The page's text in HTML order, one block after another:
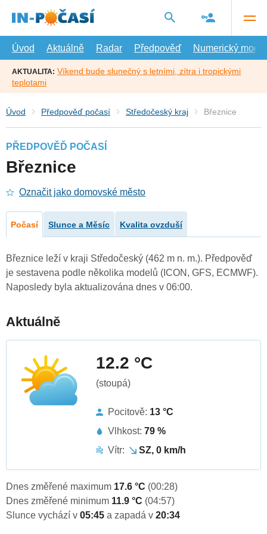
hlavní
Úvod
Aktuálně Radar Předpověď Numerický model
AKTUALITA: Víkend bude slunečný s letními, zítra i tropickými
teplotami
Úvod Předpověď počasí Středočeský kraj Březnice
PŘEDPOVĚĎ POČASÍ
Březnice
Označit jako domovské město
Počasí Slunce a Měsíc Kvalita ovzduší
Březnice leží v kraji Středočeský (462 m n. m.). Předpověď
je sestavena podle několika modelů (ICON, GFS, ECMWF).
Naposledy byla aktualizována dnes v 06:00.
Aktuálně
12.2 °C
(stoupá)
Pocitově: 13 °C
Vlhkost: 79 %
Vítr:
SZ, 0 km/h
Dnes změřené maximum 17.6 °C (00:28)
Dnes změřené minimum 11.9 °C (04:57)
Slunce vychází v 05:45 a zapadá v 20:34